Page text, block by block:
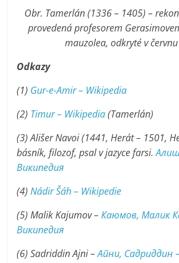
Obr. Tamerlán (1336 – 1405) –
provedená profesorem
mauzolea, odkryté v
Odkazy
(1) Gur-e-Amir – Wikipedia
(2) Timur – Wikipedia(Tamerlán)
(3) Ališer Navoi (1441, Herát – 1501,
básník, filozof, psal v jazyce farsi.
Википедия
(4)Nádir Šáh – Wikipedie
(5) Malik Kajumov –Каюмов, Малик
Википедия
(6) Sadriddin Ajni –Айни, Садриддин